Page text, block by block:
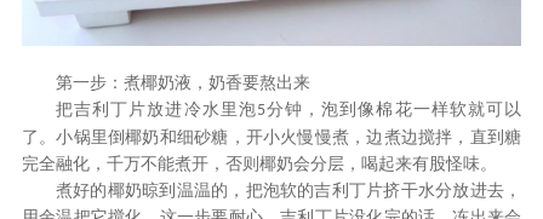
第一步：煮椰奶液，奶香要熬出来
把吉利丁片放进冷水里泡5分钟，泡到像棉花一样软就可以
了。小锅里倒椰奶和细砂糖，开小火慢慢煮，边煮边搅拌，直到糖
完全融化，千万不能煮开，否则椰奶会分层，喝起来有股怪味。
煮好的椰奶晾到温温的，把泡软的吉利丁片挤干水分放进去，